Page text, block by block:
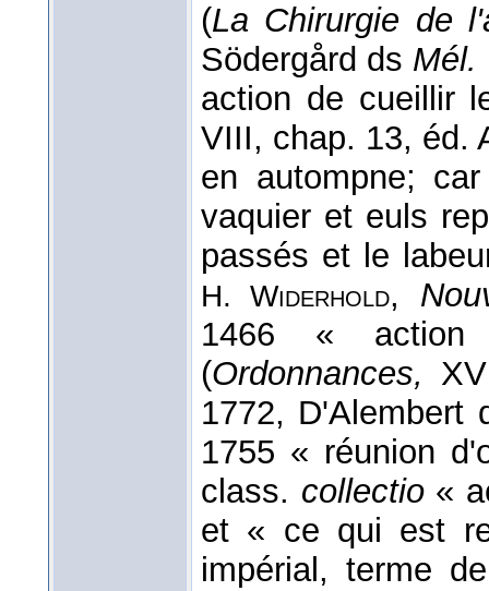
(La Chirurgie de
Södergård ds Mél.
action de cueillir
VIII, chap. 13, éd.
en autompne;
vaquier et euls
passés et le
H. Widerhold,
1466 «
(Ordonnances,
1772, D'Alembert
1755 « réunion
class. collectio«
et « ce qui est
impérial, terme